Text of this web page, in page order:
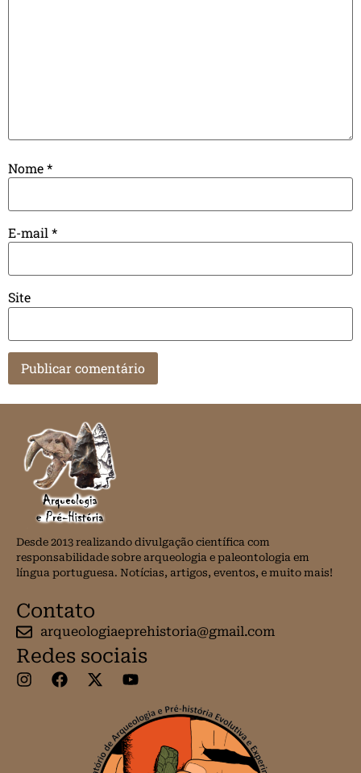
Nome*
E-mail *
Site
Desde 2013 realizando divulgação científica com
responsabilidade sobre arqueologia e paleontologia em
língua portuguesa. Notícias, artigos, eventos, e muito mais!
Contato
arqueologiaeprehistoria@gmail.com
Redes sociais